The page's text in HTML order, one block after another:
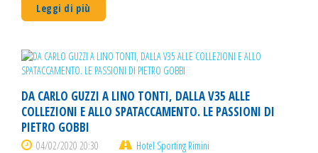
Leggi di più
DA CARLO GUZZI A LINO TONTI, DALLA V35 ALLE
COLLEZIONI E ALLO SPATACCAMENTO. LE PASSIONI DI
PIETRO GOBBI
04/02/2020 20:30 Hotel Sporting Rimini